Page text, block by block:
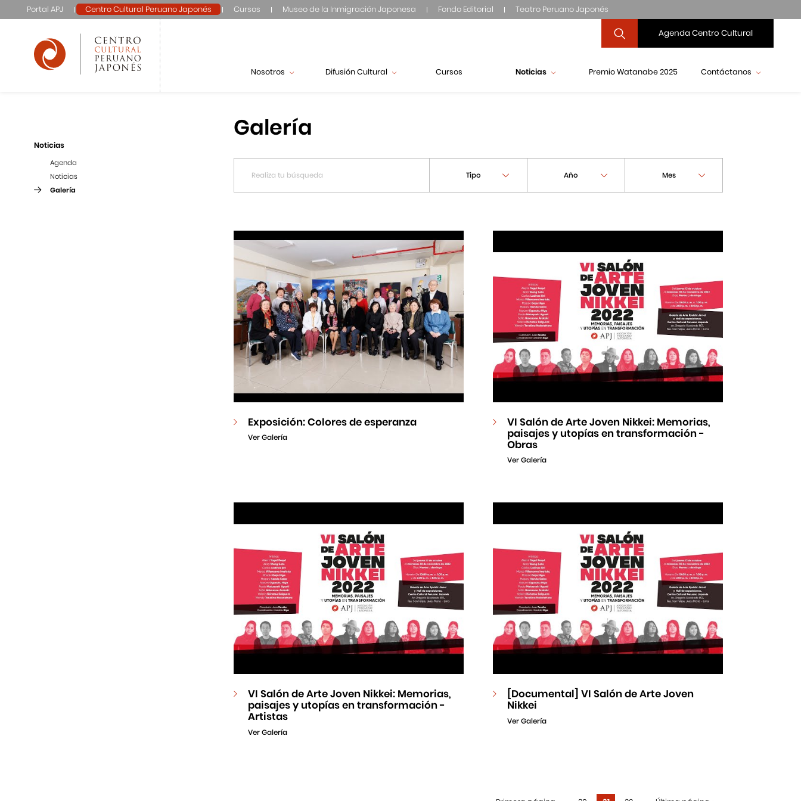
Portal APJ Centro Cultural Peruano Japonés Cursos Museo de la Inmigración Japonesa Fondo Editorial Teatro Peruano Japonés
Agenda Centro Cultural
Nosotros Difusión Cultural Cursos Noticias Premio Watanabe 2025 Contáctanos
Noticias
Agenda
Noticias
Galería
Galería
Tipo Año Mes
Exposición: Colores de esperanza
Ver Galería
VI Salón de Arte Joven Nikkei: Memorias,
paisajes y utopías en transformación -
Obras
Ver Galería
VI Salón de Arte Joven Nikkei: Memorias,
paisajes y utopías en transformación -
Artistas
Ver Galería
[Documental] VI Salón de Arte Joven
Nikkei
Ver Galería